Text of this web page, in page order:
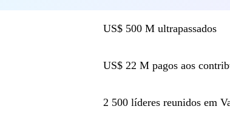
US$ 500 M ultrapassados
US$ 22 M pagos aos
2 500 líderes reunidos em